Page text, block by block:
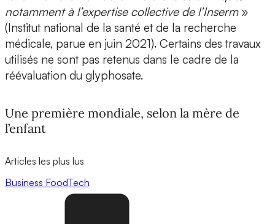
notamment à l’expertise collective de l’Inserm»
(Institut national de la santé et de la recherche
médicale, parue en juin 2021). Certains des travaux
utilisés ne sont pas retenus dans le cadre de la
réévaluation du glyphosate.
Une première mondiale, selon la mère de
l’enfant
Articles les plus lus
Business FoodTech